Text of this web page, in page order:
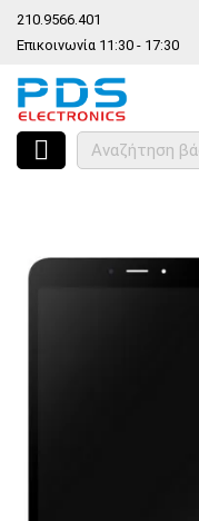
210.9566.401
Επικοινωνία 11:30 - 17:30
HOME Γνήσια οθόνη